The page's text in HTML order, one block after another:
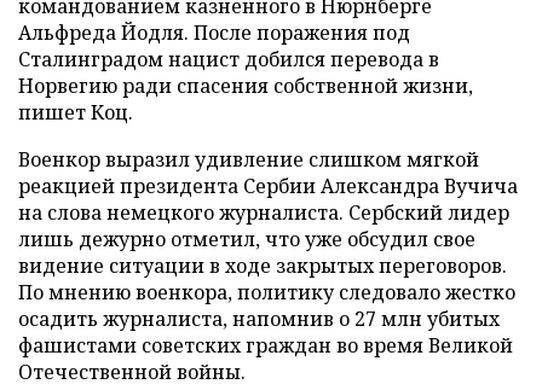
командованием казненного в Нюрнберге
Альфреда Йодля. После поражения под
Сталинградом нацист добился перевода в
Норвегию ради спасения собственной жизни,
пишет Коц.
Военкор выразил удивление слишком мягкой
реакцией президента Сербии Александра Вучича
на слова немецкого журналиста. Сербский лидер
лишь дежурно отметил, что уже обсудил свое
видение ситуации в ходе закрытых переговоров.
По мнению военкора, политику следовало жестко
осадить журналиста, напомнив о 27 млн убитых
фашистами советских граждан во время Великой
Отечественной войны.